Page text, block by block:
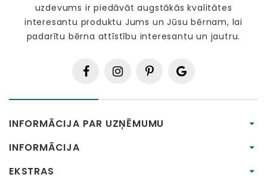
uzdevums ir piedāvāt augstākās kvalitātes
interesantu produktu Jums un Jūsu bērnam, lai
padarītu bērna attīstību interesantu un jautru.
INFORMĀCIJA PAR UZŅĒMUMU
INFORMĀCIJA
EKSTRAS